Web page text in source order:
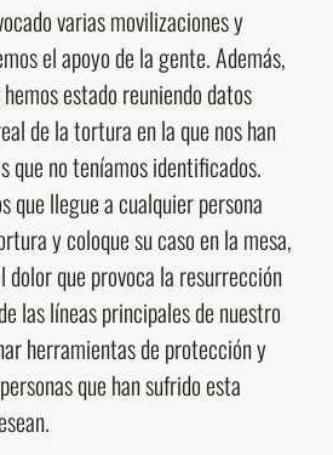
varias movilizaciones y
el apoyo de la gente. Además,
estado reuniendo datos
de la tortura en la que nos han
que no teníamos identificados.
que llegue a cualquier persona
y coloque su caso en la mesa,
dolor que provoca la resurrección
las líneas principales de nuestro
herramientas de protección y
que han sufrido esta